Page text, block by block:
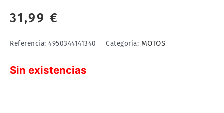
31,99 €
Referencia: 4950344141340 Categoría: MOTOS
Sin existencias